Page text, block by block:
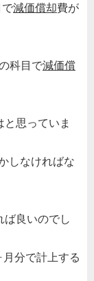
減価償却費が
科目で減価償
思っていま
しなければな
ば良いのでし
分で計上する